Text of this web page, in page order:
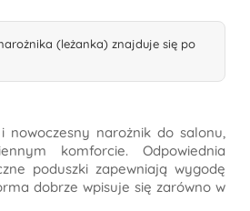
(leżanka) znajduje się po
nowoczesny narożnik do salonu,
komforcie. Odpowiednia
poduszki zapewniają wygodę
dobrze wpisuje się zarówno w